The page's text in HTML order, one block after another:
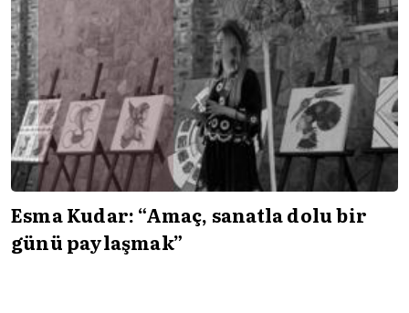
Esma Kudar: “Amaç, sanatla dolu bir
günü paylaşmak”